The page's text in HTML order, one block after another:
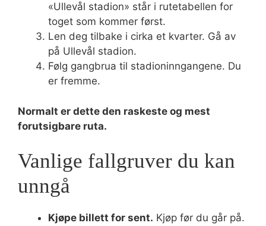
«Ullevål stadion» står i rutetabellen for
toget som kommer først.
Len deg tilbake i cirka et kvarter. Gå av
på Ullevål stadion.
Følg gangbrua til stadioninngangene. Du
er fremme.
Normalt er dette den raskeste og mest
forutsigbare ruta.
Vanlige fallgruver du kan
unngå
Kjøpe billett for sent. Kjøp før du går på.